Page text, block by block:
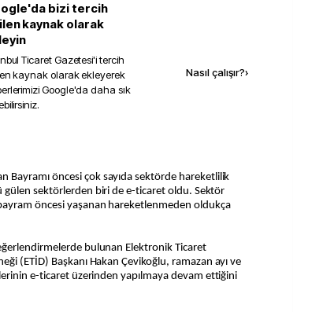
bizi tercih
kaynak olarak
Ticaret Gazetesi'i tercih
kaynak olarak ekleyerek
Google'da daha sık
Nasıl çalışır?›
Bayramı öncesi çok sayıda sektörde hareketlilik
gülen sektörlerden biri de e-ticaret oldu. Sektör
öncesi yaşanan hareketlenmeden oldukça
bulunan Elektronik Ticaret
(ETİD) Başkanı Hakan Çevikoğlu, ramazan ayı ve
e-ticaret üzerinden yapılmaya devam ettiğini